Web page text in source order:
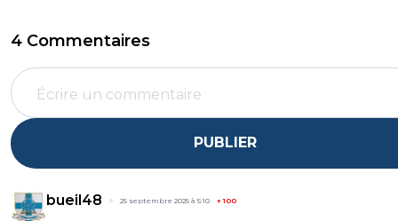
4 Commentaires
PUBLIER
bueil48 25 septembre 2025 à 5:10 +100